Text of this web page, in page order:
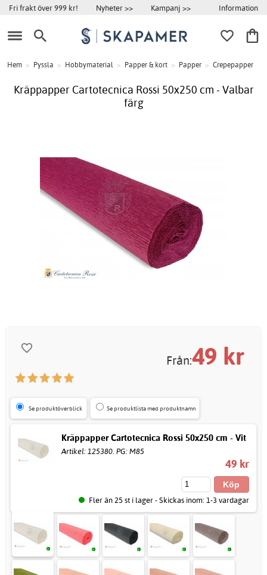
Fri frakt över 999 kr! Nyheter >> Kampanj >> Information
Hem > Pyssla > Hobbymaterial > Papper & kort > Papper > Crepepapper
Kräppapper Cartotecnica Rossi 50x250 cm - Valbar
färg
Från:49 kr
Se produktöverblick Se produktlista med produktnamn
Kräppapper Cartotecnica Rossi 50x250 cm - Vit
Artikel: 125380. PG: M85
49 kr
Fler än 25 st i lager - Skickas inom: 1-3 vardagar